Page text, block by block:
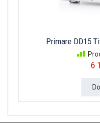
Primare DD15
6